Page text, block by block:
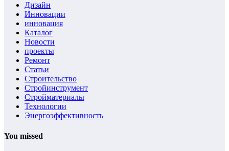
Дизайн
Инновации
инновация
Каталог
Новости
проекты
Ремонт
Статьи
Строительство
Стройинструмент
Стройматериалы
Технологии
Энергоэффективность
You missed